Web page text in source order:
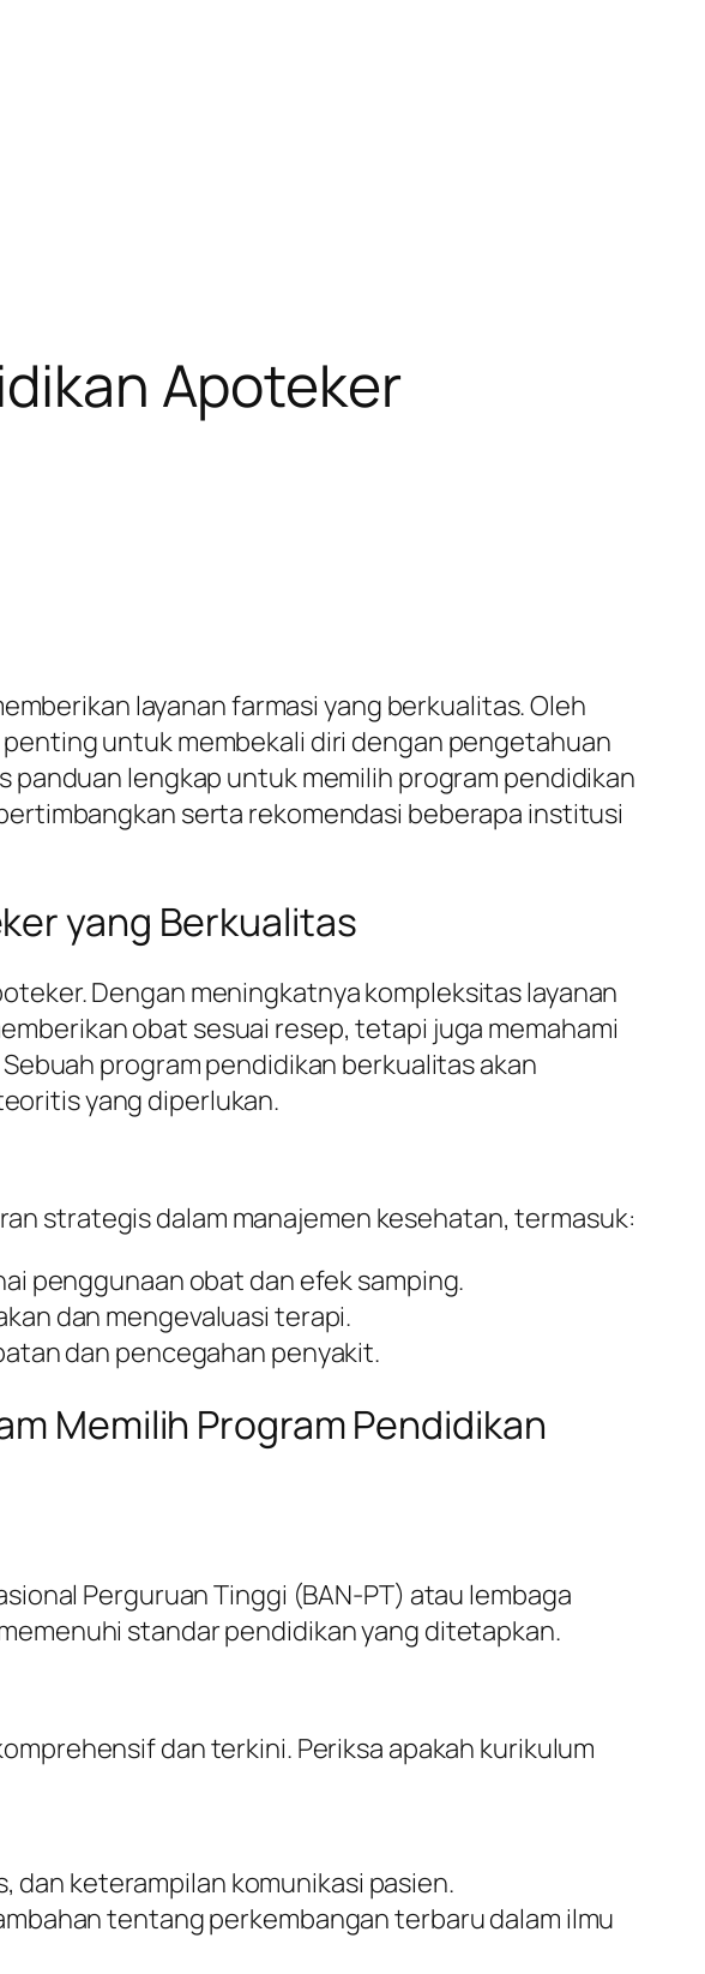
Apoteker
layanan farmasi yang berkualitas. Oleh
untuk membekali diri dengan pengetahuan
panduan lengkap untuk memilih program pendidikan
serta rekomendasi beberapa institusi
yang Berkualitas
Dengan meningkatnya kompleksitas layanan
obat sesuai resep, tetapi juga memahami
program pendidikan berkualitas akan
yang diperlukan.
strategis dalam manajemen kesehatan, termasuk:
penggunaan obat dan efek samping.
dan mengevaluasi terapi.
dan pencegahan penyakit.
Memilih Program Pendidikan
Perguruan Tinggi (BAN-PT) atau lembaga
standar pendidikan yang ditetapkan.
dan terkini. Periksa apakah kurikulum
dan keterampilan komunikasi pasien.
tentang perkembangan terbaru dalam ilmu